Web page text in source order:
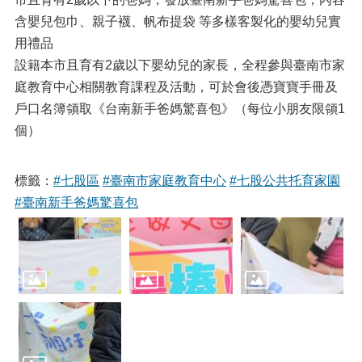
含嬰兒包巾、親子襪、帆布提袋 等多樣客製化的嬰幼兒實
用禮品
設籍本市且育有2歲以下嬰幼兒的家長，全程參與臺南市家
庭教育中心相關教育課程及活動，可於會後憑寶寶手冊及
戶口名簿領取《台南新手爸媽驚喜包》（每位小朋友限領1
個）
標籤： #七股區 #臺南市家庭教育中心 #七股公共托育家園
#臺南新手爸媽驚喜包